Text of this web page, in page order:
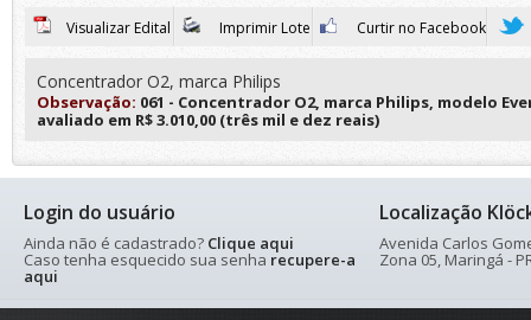
Visualizar Edital Imprimir Lote Curtir no Facebook
Concentrador O2, marca Philips
Observação: 061 - Concentrador O2, marca Philips, modelo
avaliado em R$ 3.010,00 (três mil e dez reais)
Login do usuário
Ainda não é cadastrado? Clique aqui
Caso tenha esquecido sua senha recupere-a
aqui
Localização
Avenida Carlos
Zona 05, Maringá -